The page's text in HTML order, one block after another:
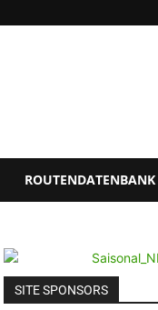
ROUTENDATENBANK
SITE SPONSORS